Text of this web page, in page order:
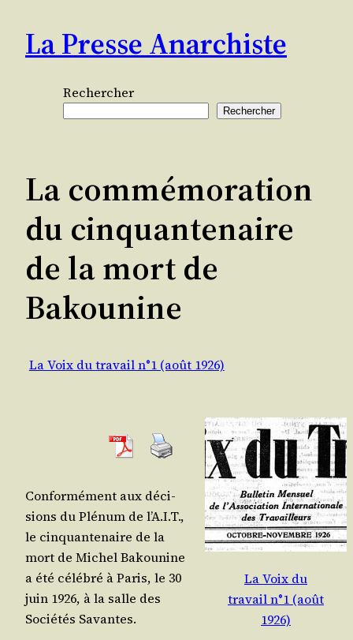
contenu
La Presse Anarchiste
Rechercher
Rechercher
La commémoration
du cinquantenaire
de la mort de
Bakounine
La Voix du travail n°1 (août 1926)
Confor­mé­ment aux déci­
sions du Plé­num de l’A.I.T.,
le cin­quan­te­naire de la
mort de Michel Bakou­nine
a été célé­bré à Paris, le 30
juin 1926, à la salle des
Socié­tés Savantes.
La Voix du
travail n°1 (août
1926)